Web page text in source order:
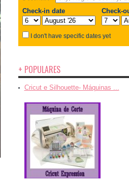
+ POPULARES
Cricut e Silhouette- Máquinas ...